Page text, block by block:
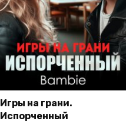
Игры на грани.
Испорченный